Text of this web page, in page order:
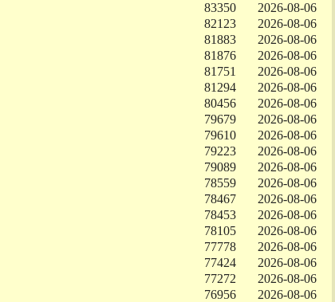
83350
2026-08-06
82123
2026-08-06
81883
2026-08-06
81876
2026-08-06
81751
2026-08-06
81294
2026-08-06
80456
2026-08-06
79679
2026-08-06
79610
2026-08-06
79223
2026-08-06
79089
2026-08-06
78559
2026-08-06
78467
2026-08-06
78453
2026-08-06
78105
2026-08-06
77778
2026-08-06
77424
2026-08-06
77272
2026-08-06
76956
2026-08-06